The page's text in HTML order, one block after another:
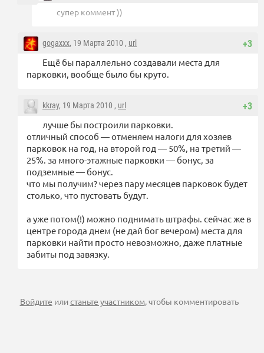
супер коммент ))
+3
gogaxxx, 19 Марта 2010 , url
Ещё бы параллельно создавали места для
парковки, вообще было бы круто.
+3
kkray, 19 Марта 2010 , url
лучше бы построили парковки.
отличный способ — отменяем налоги для хозяев
парковок на год, на второй год — 50%, на третий —
25%. за много-этажные парковки — бонус, за
подземные — бонус.
что мы получим? через пару месяцев парковок будет
столько, что пустовать будут.
а уже потом(!) можно поднимать штрафы. сейчас же в
центре города днем (не дай бог вечером) места для
парковки найти просто невозможно, даже платные
забиты под завязку.
Войдите илистаньте участником, чтобы комментировать